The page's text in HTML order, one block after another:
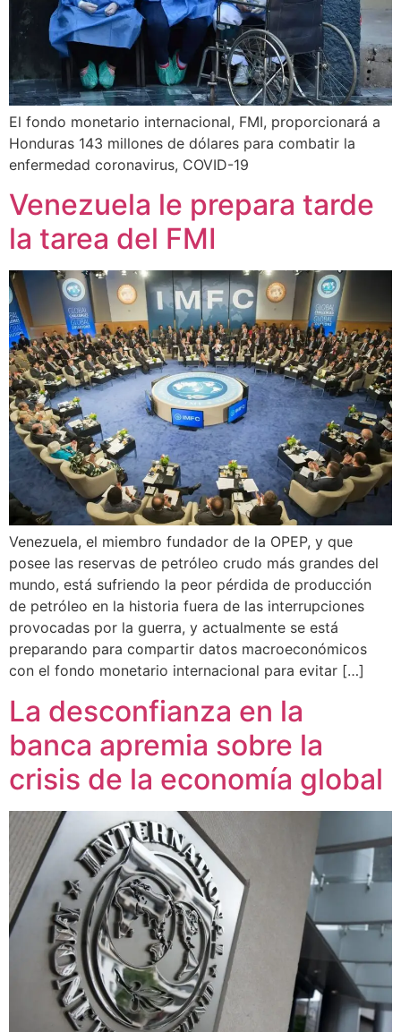
El fondo monetario internacional, FMI, proporcionará a
Honduras 143 millones de dólares para combatir la
enfermedad coronavirus, COVID-19
Venezuela le prepara tarde
la tarea del FMI
Venezuela, el miembro fundador de la OPEP, y que
posee las reservas de petróleo crudo más grandes del
mundo, está sufriendo la peor pérdida de producción
de petróleo en la historia fuera de las interrupciones
provocadas por la guerra, y actualmente se está
preparando para compartir datos macroeconómicos
con el fondo monetario internacional para evitar […]
La desconfianza en la
banca apremia sobre la
crisis de la economía global